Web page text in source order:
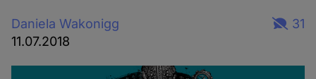
Daniela Wakonigg
11.07.2018
31